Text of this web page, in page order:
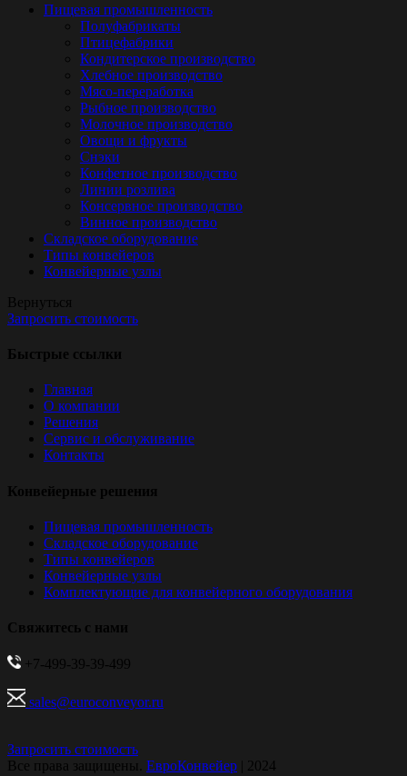
Пищевая промышленность
Полуфабрикаты
Птицефабрики
Кондитерское производство
Хлебное производство
Мясо-переработка
Рыбное производство
Молочное производство
Овощи и фрукты
Снэки
Конфетное производство
Линии розлива
Консервное производство
Винное производство
Складское оборудование
Типы конвейеров
Конвейерные узлы
Вернуться
Запросить стоимость
Быстрые ссылки
Главная
О компании
Решения
Сервис и обслуживание
Контакты
Конвейерные решения
Пищевая промышленность
Складское оборудование
Типы конвейеров
Конвейерные узлы
Комплектующие для конвейерного оборудования
Свяжитесь с нами
+7-499-39-39-499
sales@euroconveyor.ru
Запросить стоимость
Все права защищены. ЕвроКонвейер | 2024